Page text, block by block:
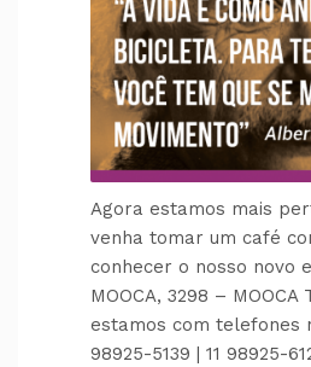
Agora estamos mais
venha tomar um café
conhecer o nosso novo
MOOCA, 3298 – MOOCA
estamos com telefones
98925-5139 | 11 98925-